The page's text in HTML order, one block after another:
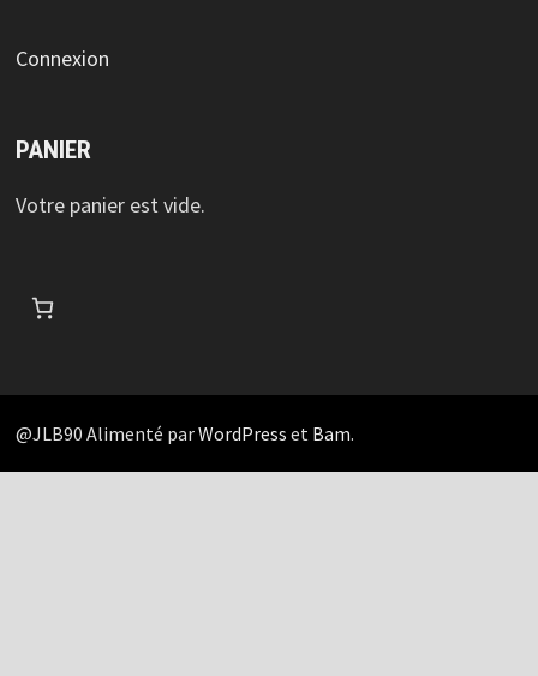
Connexion
PANIER
Votre panier est vide.
@JLB90 Alimenté parWordPress et Bam.